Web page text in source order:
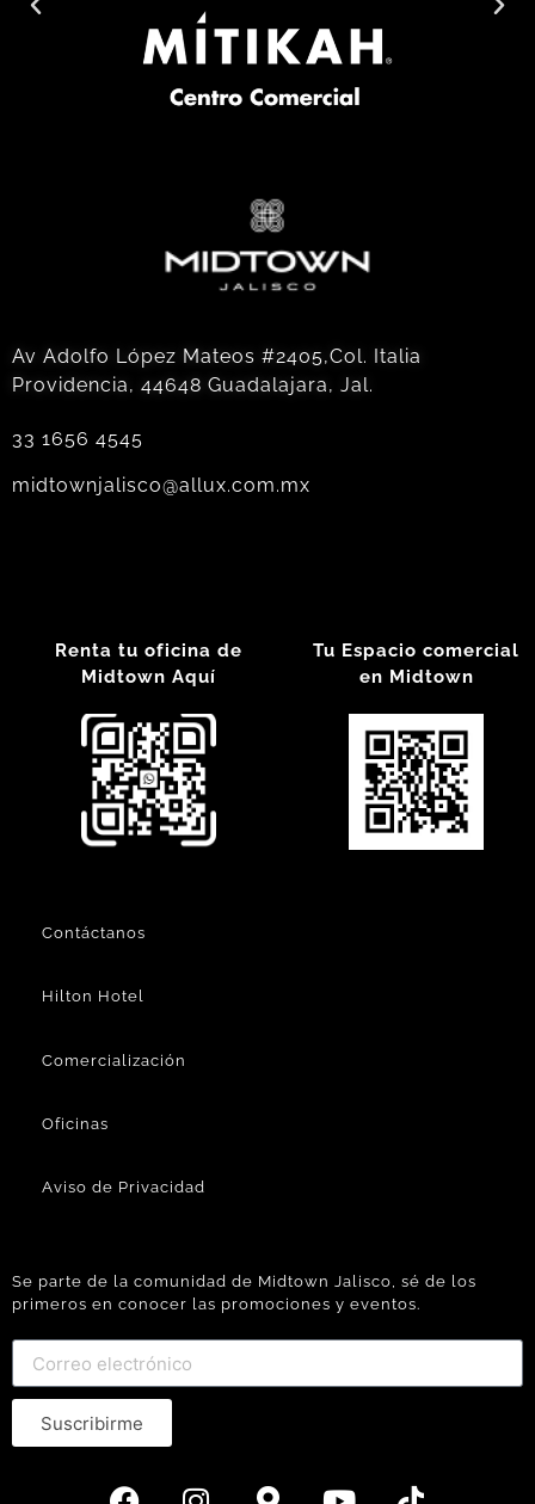
Av Adolfo López Mateos #2405,Col. Italia
Providencia, 44648 Guadalajara, Jal.
33 1656 4545
midtownjalisco@allux.com.mx
Renta tu oficina de
Midtown Aquí
Tu Espacio comercial
en Midtown
Contáctanos
Hilton Hotel
Comercialización
Oficinas
Aviso de Privacidad
Se parte de la comunidad de Midtown Jalisco, sé de los
primeros en conocer las promociones y eventos.
Suscribirme